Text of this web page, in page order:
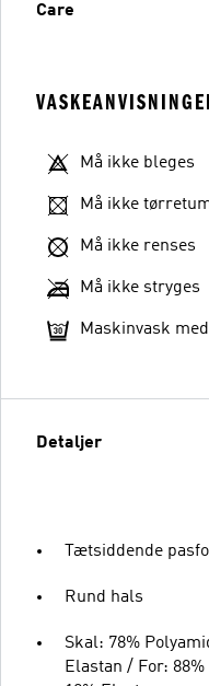
Care
Må ikke bleges
Må ikke
Må ikke renses
Må ikke stryges
Maskinvask
Detaljer
Tætsiddende
Rund hals
Skal: 78%
Elastan / For: